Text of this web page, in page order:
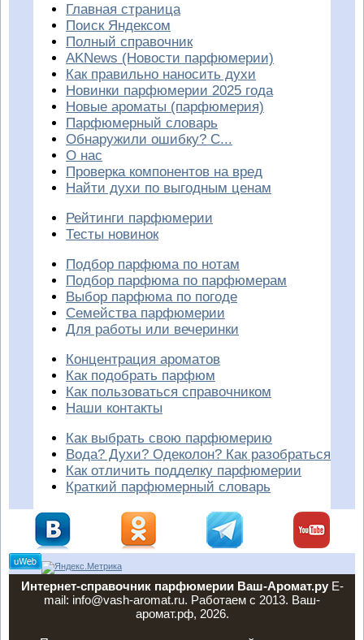
Главная страница
Поиск Яндексом
Полный справочник
AKNews (Новости парфюмерии)
Как правильно наносить духи
Новинки парфюмерии 2025 года
Новые ароматы (парфюмерия)
Парфюмерный словарь
Обнаружили ошибку? С...
О нас
Проверка компонентов на вред
Найти духи по выгодным ценам
Рейтинги парфюмерии
Тесты новинок
Подбор парфюма по нотам
Подбор парфюма по парфюмерам
Выбор парфюма по погоде
Семейства парфюмерии
Для работы или вечеринки
Концентрация ароматов
Как подобрать парфюм
Как пользоваться справочником
Наши контакты
Как выбрать свою парфюмерию
Вода? Духи? Одеколон? Как разобраться
Как отличить подделку парфюмерии
Краткий парфюмерный словарь
Интернет-справочник парфюмерии Ваш-Аромат.руE-
mail: info@vash-aromat.ru. Работаем с 2013. Ваш-
аромат.рф, 2026.